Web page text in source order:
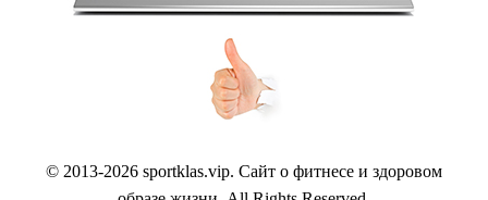
© 2013-2026 sportklas.vip. Сайт о фитнесе и здоровом